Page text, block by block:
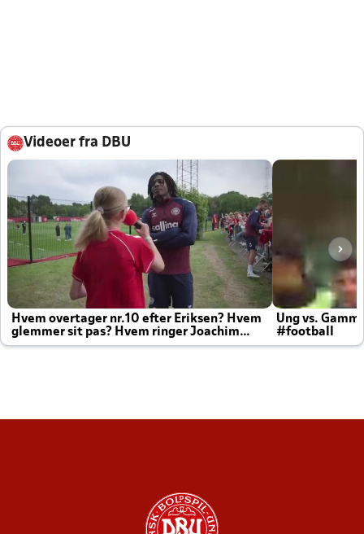
Videoer fra DBU
Hvem overtager nr.10 efter Eriksen? Hvem
glemmer sit pas? Hvem ringer Joachim
altid til efter kampe?
Ung vs.
#football